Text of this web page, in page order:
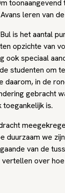
leren van
is het aantal
opzichte van
ook speciaal
studenten om
in de
gebracht
is.
duurzaam we
van de
over